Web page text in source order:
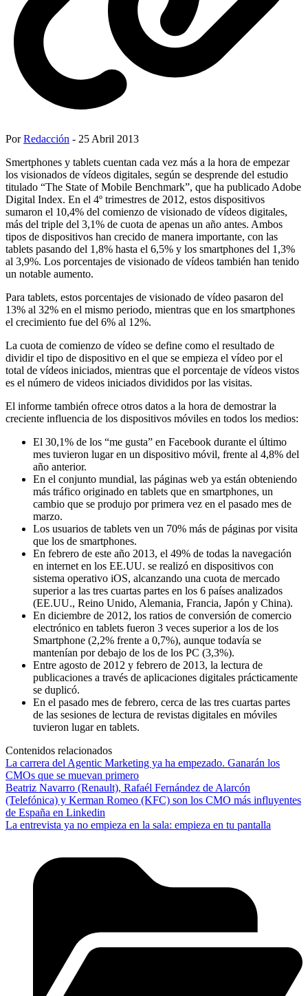
PorRedacción - 25 Abril 2013
Smertphones y tablets cuentan cada vez más a la hora de empezar
los visionados de vídeos digitales, según se desprende del estudio
titulado “The State of Mobile Benchmark”, que ha publicado Adobe
Digital Index. En el 4º trimestres de 2012, estos dispositivos
sumaron el 10,4% del comienzo de visionado de vídeos digitales,
más del triple del 3,1% de cuota de apenas un año antes. Ambos
tipos de dispositivos han crecido de manera importante, con las
tablets pasando del 1,8% hasta el 6,5% y los smartphones del 1,3%
al 3,9%. Los porcentajes de visionado de vídeos también han tenido
un notable aumento.
Para tablets, estos porcentajes de visionado de vídeo pasaron del
13% al 32% en el mismo periodo, mientras que en los smartphones
el crecimiento fue del 6% al 12%.
La cuota de comienzo de vídeo se define como el resultado de
dividir el tipo de dispositivo en el que se empieza el vídeo por el
total de vídeos iniciados, mientras que el porcentaje de vídeos vistos
es el número de videos iniciados divididos por las visitas.
El informe también ofrece otros datos a la hora de demostrar la
creciente influencia de los dispositivos móviles en todos los medios:
El 30,1% de los “me gusta” en Facebook durante el último
mes tuvieron lugar en un dispositivo móvil, frente al 4,8% del
año anterior.
En el conjunto mundial, las páginas web ya están obteniendo
más tráfico originado en tablets que en smartphones, un
cambio que se produjo por primera vez en el pasado mes de
marzo.
Los usuarios de tablets ven un 70% más de páginas por visita
que los de smartphones.
En febrero de este año 2013, el 49% de todas la navegación
en internet en los EE.UU. se realizó en dispositivos con
sistema operativo iOS, alcanzando una cuota de mercado
superior a las tres cuartas partes en los 6 países analizados
(EE.UU., Reino Unido, Alemania, Francia, Japón y China).
En diciembre de 2012, los ratios de conversión de comercio
electrónico en tablets fueron 3 veces superior a los de los
Smartphone (2,2% frente a 0,7%), aunque todavía se
mantenían por debajo de los de los PC (3,3%).
Entre agosto de 2012 y febrero de 2013, la lectura de
publicaciones a través de aplicaciones digitales prácticamente
se duplicó.
En el pasado mes de febrero, cerca de las tres cuartas partes
de las sesiones de lectura de revistas digitales en móviles
tuvieron lugar en tablets.
Contenidos relacionados
La carrera del Agentic Marketing ya ha empezado. Ganarán los
CMOs que se muevan primero
Beatriz Navarro (Renault), Rafaél Fernández de Alarcón
(Telefónica) y Kerman Romeo (KFC) son los CMO más influyentes
de España en Linkedin
La entrevista ya no empieza en la sala: empieza en tu pantalla